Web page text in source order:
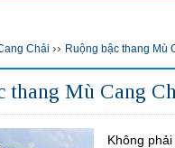
Chải ›› Ruộng bậc thang Mù
thang Mù Cang
Không